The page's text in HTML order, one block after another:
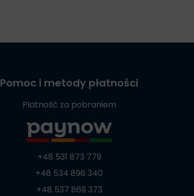
Pomoc i metody płatności
Płatność za pobraniem
+48 531 873 779
+48 534 896 340
+48 537 869 373